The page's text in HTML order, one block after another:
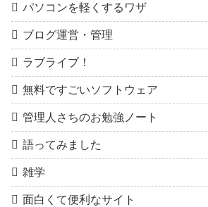
パソコンを軽くするワザ
ブログ運営・管理
ラブライブ！
無料ですごいソフトウェア
管理人さちのお勉強ノート
語ってみました
雑学
面白くて便利なサイト